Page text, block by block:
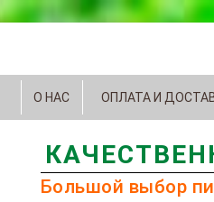
О НАС ОПЛАТА И
Большой выбор